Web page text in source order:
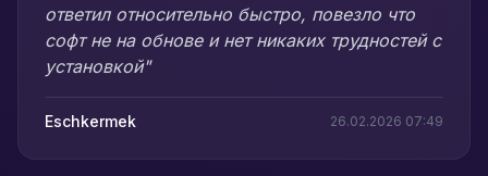
ответил относительно быстро, повезло что
софт не на обнове и нет никаких трудностей с
установкой"
Eschkermek 26.02.2026 07:49